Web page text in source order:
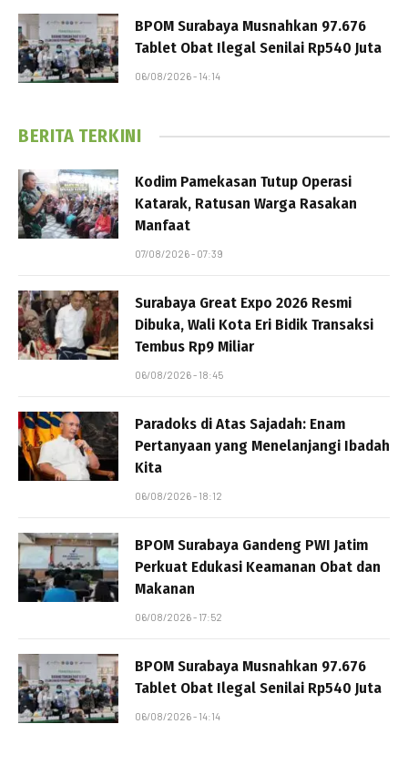
BPOM Surabaya Musnahkan 97.676
Tablet Obat Ilegal Senilai Rp540 Juta
06/08/2026 - 14:14
BERITA TERKINI
Kodim Pamekasan Tutup Operasi
Katarak, Ratusan Warga Rasakan
Manfaat
07/08/2026 - 07:39
Surabaya Great Expo 2026 Resmi
Dibuka, Wali Kota Eri Bidik Transaksi
Tembus Rp9 Miliar
06/08/2026 - 18:45
Paradoks di Atas Sajadah: Enam
Pertanyaan yang Menelanjangi Ibadah
Kita
06/08/2026 - 18:12
BPOM Surabaya Gandeng PWI Jatim
Perkuat Edukasi Keamanan Obat dan
Makanan
06/08/2026 - 17:52
BPOM Surabaya Musnahkan 97.676
Tablet Obat Ilegal Senilai Rp540 Juta
06/08/2026 - 14:14